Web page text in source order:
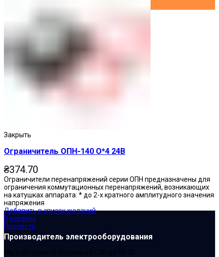
Закрыть
Ограничитель ОПН-140 О*4 24В
₴374.70
Ограничители перенапряжений серии ОПН предназначены для
ограничения коммутационных перенапряжений, возникающих
на катушках аппарата: * до 2-х кратного амплитудного значения
напряжения
Добавить в список желаний
В корзину
Просмотр
Производитель электрооборудования
Мы работаем по будням с 07:30 до 16:30